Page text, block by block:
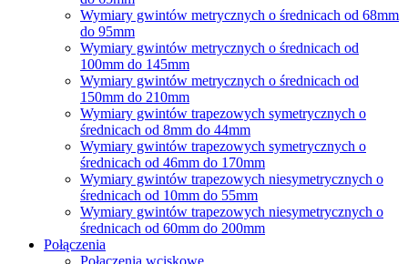
Wymiary gwintów metrycznych o średnicach od 68mm
do 95mm
Wymiary gwintów metrycznych o średnicach od
100mm do 145mm
Wymiary gwintów metrycznych o średnicach od
150mm do 210mm
Wymiary gwintów trapezowych symetrycznych o
średnicach od 8mm do 44mm
Wymiary gwintów trapezowych symetrycznych o
średnicach od 46mm do 170mm
Wymiary gwintów trapezowych niesymetrycznych o
średnicach od 10mm do 55mm
Wymiary gwintów trapezowych niesymetrycznych o
średnicach od 60mm do 200mm
Połączenia